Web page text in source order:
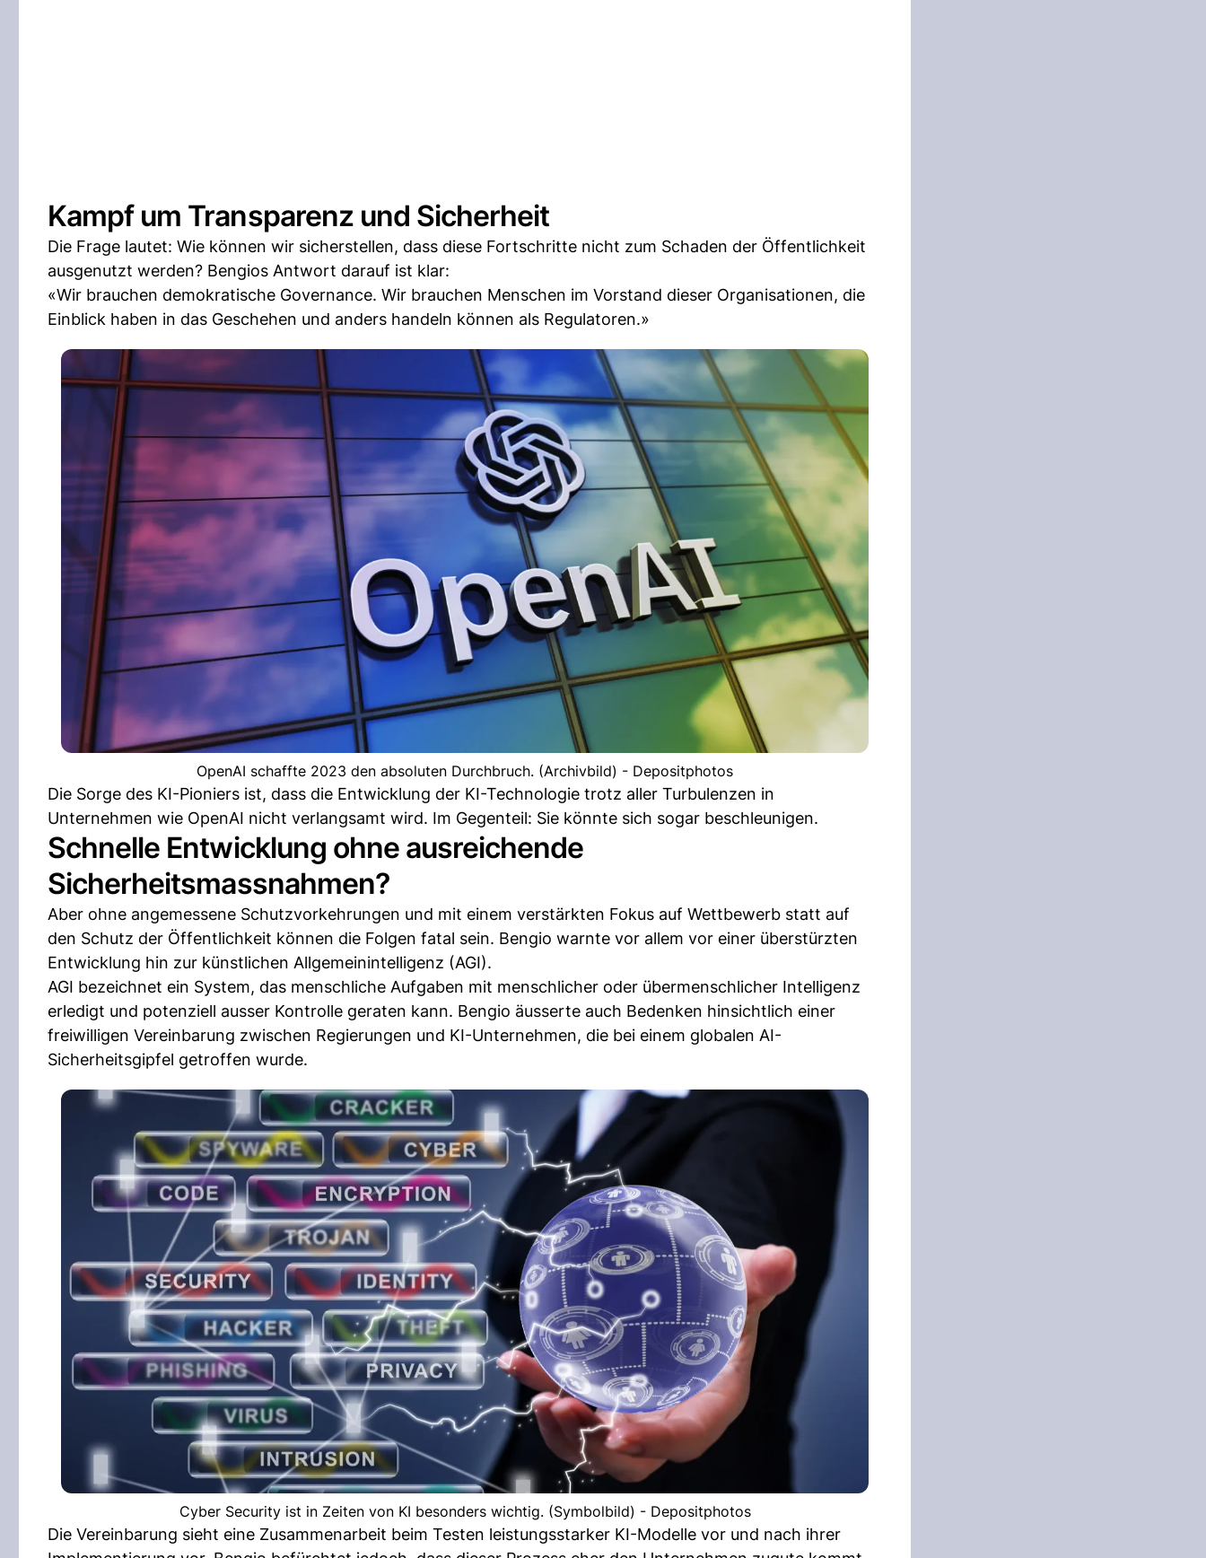
Kampf um Transparenz und Sicherheit
Die Frage lautet: Wie können wir sicherstellen, dass diese Fortschritte nicht zum Schaden der Öffentlichkeit
ausgenutzt werden? Bengios Antwort darauf ist klar:
«Wir brauchen demokratische Governance. Wir brauchen Menschen im Vorstand dieser Organisationen, die
Einblick haben in das Geschehen und anders handeln können als Regulatoren.»
OpenAI schaffte 2023 den absoluten Durchbruch. (Archivbild) - Depositphotos
Die Sorge des KI-Pioniers ist, dass die Entwicklung der KI-Technologie trotz aller Turbulenzen in
Unternehmen wie OpenAI nicht verlangsamt wird. Im Gegenteil: Sie könnte sich sogar beschleunigen.
Schnelle Entwicklung ohne ausreichende
Sicherheitsmassnahmen?
Aber ohne angemessene Schutzvorkehrungen und mit einem verstärkten Fokus auf Wettbewerb statt auf
den Schutz der Öffentlichkeit können die Folgen fatal sein. Bengio warnte vor allem vor einer überstürzten
Entwicklung hin zur künstlichen Allgemeinintelligenz (AGI).
AGI bezeichnet ein System, das menschliche Aufgaben mit menschlicher oder übermenschlicher Intelligenz
erledigt und potenziell ausser Kontrolle geraten kann. Bengio äusserte auch Bedenken hinsichtlich einer
freiwilligen Vereinbarung zwischen Regierungen und KI-Unternehmen, die bei einem globalen AI-
Sicherheitsgipfel getroffen wurde.
Cyber Security ist in Zeiten von KI besonders wichtig. (Symbolbild) - Depositphotos
Die Vereinbarung sieht eine Zusammenarbeit beim Testen leistungsstarker KI-Modelle vor und nach ihrer